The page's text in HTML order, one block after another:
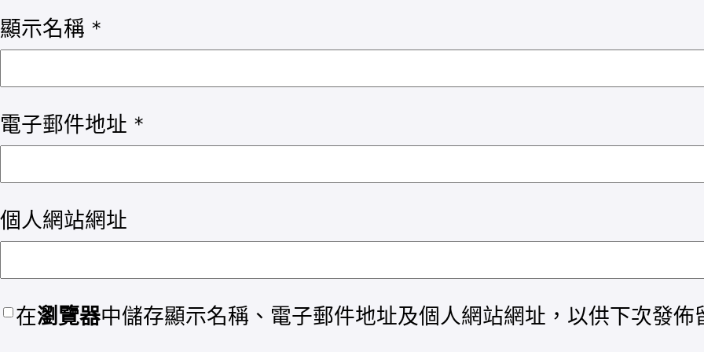
顯示名稱 *
電子郵件地址 *
個人網站網址
在瀏覽器中儲存顯示名稱、電子郵件地址及個人網站網址，以供下次發佈